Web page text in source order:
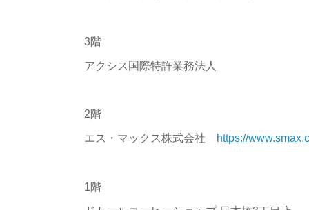
3階
アクシス国際特許業務法人
2階
エス・マックス株式会社 https://
1階